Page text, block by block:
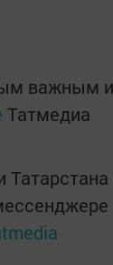
важным
Татмедиа
Татарстана